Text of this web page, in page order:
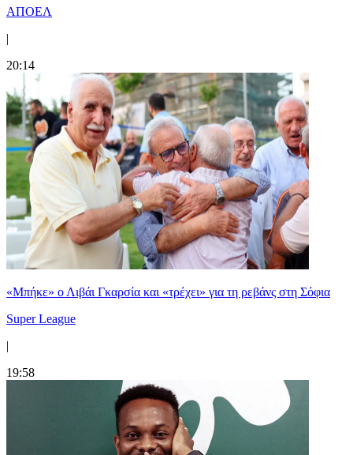
ΑΠΟΕΛ
|
20:14
«Μπήκε» ο Λιβάι Γκαρσία και «τρέχει» για τη ρεβάνς στη Σόφια
Super League
|
19:58